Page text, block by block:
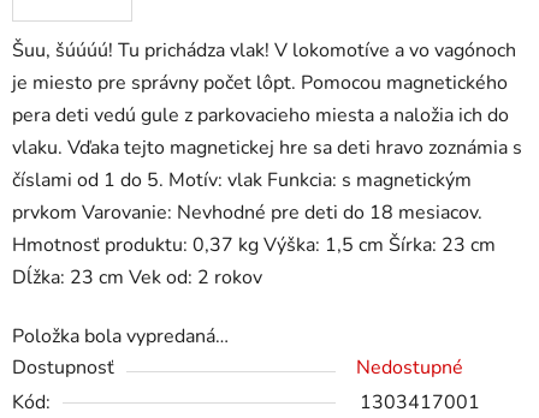
Šuu, šúúúú! Tu prichádza vlak! V lokomotíve a vo vagónoch
je miesto pre správny počet lôpt. Pomocou magnetického
pera deti vedú gule z parkovacieho miesta a naložia ich do
vlaku. Vďaka tejto magnetickej hre sa deti hravo zoznámia s
číslami od 1 do 5. Motív: vlak Funkcia: s magnetickým
prvkom Varovanie: Nevhodné pre deti do 18 mesiacov.
Hmotnosť produktu: 0,37 kg Výška: 1,5 cm Šírka: 23 cm
Dĺžka: 23 cm Vek od: 2 rokov
Položka bola vypredaná…
Dostupnosť
Nedostupné
Kód:
1303417001